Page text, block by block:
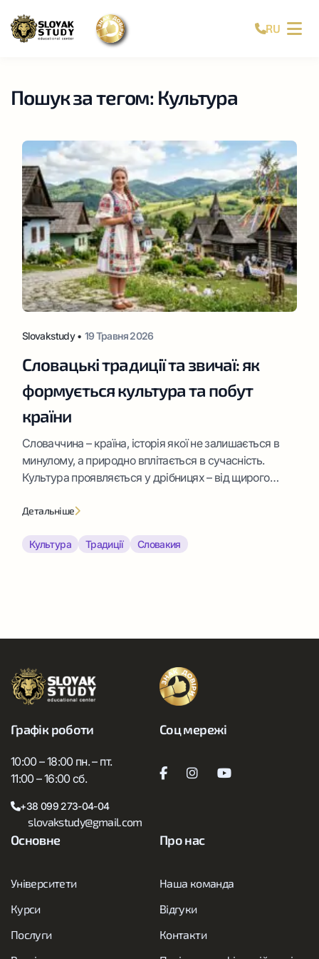
RU
Пошук за тегом: Культура
Slovakstudy • 19 Травня 2026
Словацькі традиції та звичаї: як
формується культура та побут
країни
Словаччина – країна, історія якої не залишається в
минулому, а природно вплітається в сучасність.
Культура проявляється у дрібницях – від щирого
Детальніше
Культура Традиції Словакия
Графік роботи
10:00 – 18:00 пн. – пт.
11:00 – 16:00 сб.
+38 099 273-04-04
slovakstudy@gmail.com
Основне
Університети
Курси
Послуги
Про нас
Наша команда
Відгуки
Контакти
Соц мережі